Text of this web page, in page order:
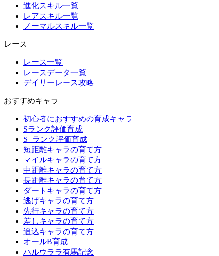
進化スキル一覧
レアスキル一覧
ノーマルスキル一覧
レース
レース一覧
レースデータ一覧
デイリーレース攻略
おすすめキャラ
初心者におすすめの育成キャラ
Sランク評価育成
S+ランク評価育成
短距離キャラの育て方
マイルキャラの育て方
中距離キャラの育て方
長距離キャラの育て方
ダートキャラの育て方
逃げキャラの育て方
先行キャラの育て方
差しキャラの育て方
追込キャラの育て方
オールB育成
ハルウララ有馬記念